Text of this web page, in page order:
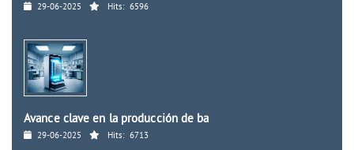
29-06-2025 Hits: 6596
Avance clave en la producción de ba
29-06-2025 Hits: 6713